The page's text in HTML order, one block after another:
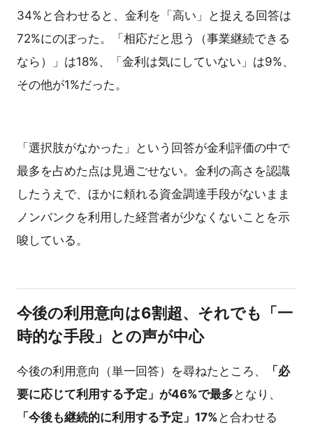
34%と合わせると、金利を「高い」と捉える回答は
72%にのぼった。「相応だと思う（事業継続できる
なら）」は18%、「金利は気にしていない」は9%、
その他が1%だった。
「選択肢がなかった」という回答が金利評価の中で
最多を占めた点は見過ごせない。金利の高さを認識
したうえで、ほかに頼れる資金調達手段がないまま
ノンバンクを利用した経営者が少なくないことを示
唆している。
今後の利用意向は6割超、それでも「一
時的な手段」との声が中心
今後の利用意向（単一回答）を尋ねたところ、
「必
要に応じて利用する予定」が46%で最多 となり、
「今後も継続的に利用する予定」17% と合わせる